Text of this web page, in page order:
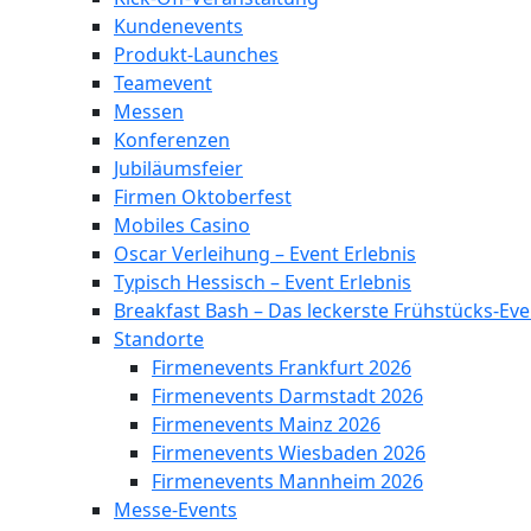
Kundenevents
Produkt-Launches
Teamevent
Messen
Konferenzen
Jubiläumsfeier
Firmen Oktoberfest
Mobiles Casino
Oscar Verleihung – Event Erlebnis
Typisch Hessisch – Event Erlebnis
Breakfast Bash – Das leckerste Frühstücks-
Standorte
Firmenevents Frankfurt 2026
Firmenevents Darmstadt 2026
Firmenevents Mainz 2026
Firmenevents Wiesbaden 2026
Firmenevents Mannheim 2026
Messe-Events